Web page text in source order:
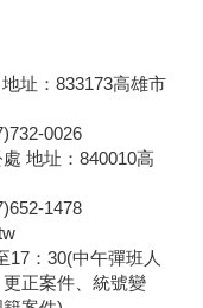
址：833173高雄市
0026
地址：840010高
1478
17：30(中午彈班人
正案件、統號變